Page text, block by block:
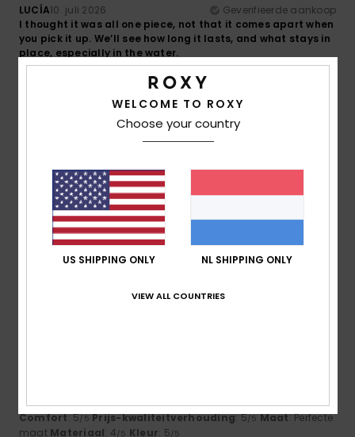
LUCÍA10. juli 2026
Geverifieerde aankoop
I thought it was all one piece, not that it comes apart when
you pick it up. We’ll see how long it lasts, and what stays in
place, especially in the water.
Comfort: 3/5 Prijs-kwaliteitverhouding: 2/5 Maat: Groot
4/5
28. juni 2026
Lovely bikini, good fit, quality is adequate
Comfort: 3/5 Prijs-kwaliteitverhouding
Ik raad dit product aan
5
Well-cut, good fit, flattering neckline
Comfort: 5/5 Prijs-kwaliteitverhouding: 5/5 Maat: Perfecte
maat Materiaal: 4/5 Kleur: 5/5
WELCOME TO ROXY
Choose your country
US SHIPPING ONLY NL SHIPPING ONLY
VIEW ALL COUNTRIES